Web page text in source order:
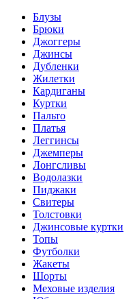
Блузы
Брюки
Джоггеры
Джинсы
Дубленки
Жилетки
Кардиганы
Куртки
Пальто
Платья
Леггинсы
Джемперы
Лонгсливы
Водолазки
Пиджаки
Свитеры
Толстовки
Джинсовые куртки
Топы
Футболки
Жакеты
Шорты
Меховые изделия